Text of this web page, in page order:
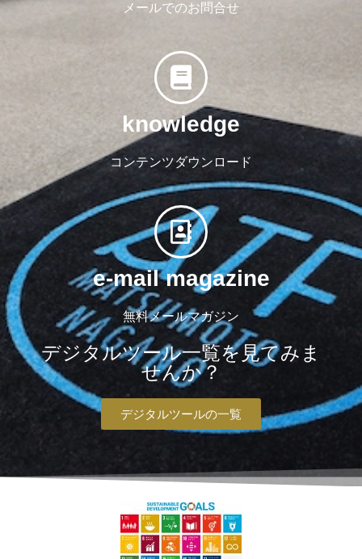
メールでのお問合せ
knowledge
コンテンツダウンロード
e-mail magazine
無料メールマガジン
デジタルツール一覧を見てみま
せんか？
デジタルツールの一覧